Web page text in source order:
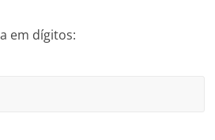
em dígitos: